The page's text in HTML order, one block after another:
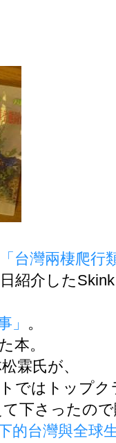
「台灣兩棲爬行
紹介した
」 。
本。
霖氏が、
ではトップク
下さったの
的台灣與全球